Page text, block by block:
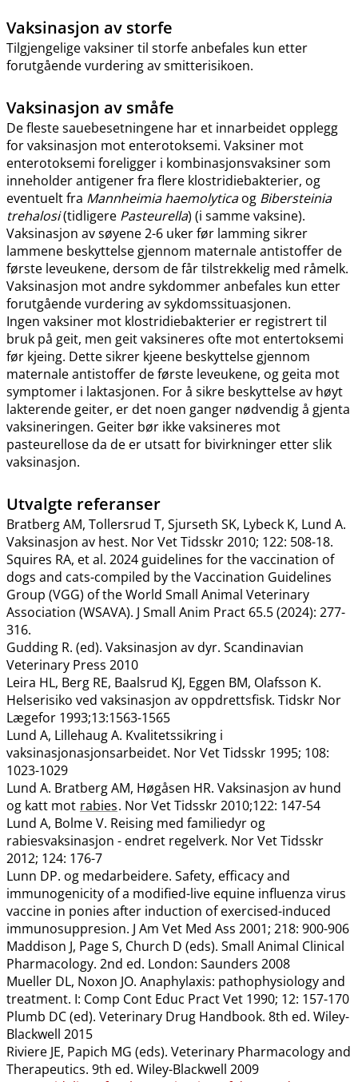
Vaksinasjon av storfe
Tilgjengelige vaksiner til storfe anbefales kun etter
forutgående vurdering av smitterisikoen.
Vaksinasjon av småfe
De fleste sauebesetningene har et innarbeidet opplegg
for vaksinasjon mot enterotoksemi. Vaksiner mot
enterotoksemi foreligger i kombinasjonsvaksiner som
inneholder antigener fra flere klostridiebakterier, og
eventuelt fra Mannheimia haemolyticaog Bibersteinia
trehalosi(tidligere Pasteurella) (i samme vaksine).
Vaksinasjon av søyene 2-6 uker før lamming sikrer
lammene beskyttelse gjennom maternale antistoffer de
første leveukene, dersom de får tilstrekkelig med råmelk.
Vaksinasjon mot andre sykdommer anbefales kun etter
forutgående vurdering av sykdomssituasjonen.
Ingen vaksiner mot klostridiebakterier er registrert til
bruk på geit, men geit vaksineres ofte mot entertoksemi
før kjeing. Dette sikrer kjeene beskyttelse gjennom
maternale antistoffer de første leveukene, og geita mot
symptomer i laktasjonen. For å sikre beskyttelse av høyt
lakterende geiter, er det noen ganger nødvendig å gjenta
vaksineringen. Geiter bør ikke vaksineres mot
pasteurellose da de er utsatt for bivirkninger etter slik
vaksinasjon.
Utvalgte referanser
Bratberg AM, Tollersrud T, Sjurseth SK, Lybeck K, Lund A.
Vaksinasjon av hest. Nor Vet Tidsskr 2010; 122: 508-18.
Squires RA, et al. 2024 guidelines for the vaccination of
dogs and cats-compiled by the Vaccination Guidelines
Group (VGG) of the World Small Animal Veterinary
Association (WSAVA). J Small Anim Pract 65.5 (2024): 277-
316.
Gudding R. (ed). Vaksinasjon av dyr. Scandinavian
Veterinary Press 2010
Leira HL, Berg RE, Baalsrud KJ, Eggen BM, Olafsson K.
Helserisiko ved vaksinasjon av oppdrettsfisk. Tidskr Nor
Lægefor 1993;13:1563-1565
Lund A, Lillehaug A. Kvalitetssikring i
vaksinasjonasjonsarbeidet. Nor Vet Tidsskr 1995; 108:
1023-1029
Lund A. Bratberg AM, Høgåsen HR. Vaksinasjon av hund
og katt mot rabies. Nor Vet Tidsskr 2010;122: 147-54
Lund A, Bolme V. Reising med familiedyr og
rabiesvaksinasjon - endret regelverk. Nor Vet Tidsskr
2012; 124: 176-7
Lunn DP. og medarbeidere. Safety, efficacy and
immunogenicity of a modified-live equine influenza virus
vaccine in ponies after induction of exercised-induced
immunosuppresion. J Am Vet Med Ass 2001; 218: 900-906
Maddison J, Page S, Church D (eds). Small Animal Clinical
Pharmacology. 2nd ed. London: Saunders 2008
Mueller DL, Noxon JO. Anaphylaxis: pathophysiology and
treatment. I: Comp Cont Educ Pract Vet 1990; 12: 157-170
Plumb DC (ed). Veterinary Drug Handbook. 8th ed. Wiley-
Blackwell 2015
Riviere JE, Papich MG (eds). Veterinary Pharmacology and
Therapeutics. 9th ed. Wiley-Blackwell 2009